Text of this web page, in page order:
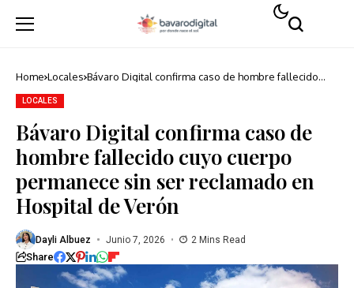
Home Locales Bávaro Digital confirma caso de hombre fallecido
LOCALES
Bávaro Digital confirma caso de
hombre fallecido cuyo cuerpo
permanece sin ser reclamado en
Hospital de Verón
Dayli Albuez Junio 7, 2026 2 Mins Read
Share